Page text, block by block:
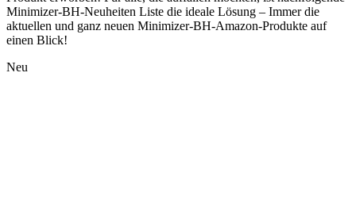
Minimizer-BH-Neuheiten Liste die ideale Lösung – Immer die
aktuellen und ganz neuen Minimizer-BH-Amazon-Produkte auf
einen Blick!
Neu